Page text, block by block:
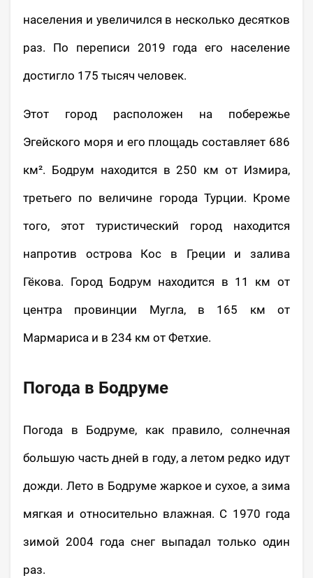
населения и увеличился в несколько десятков
раз. По переписи 2019 года его население
достигло 175 тысяч человек.
Этот город расположен на побережье
Эгейского моря и его площадь составляет 686
км². Бодрум находится в 250 км от Измира,
третьего по величине города Турции. Кроме
того, этот туристический город находится
напротив острова Кос в Греции и залива
Гёкова. Город Бодрум находится в 11 км от
центра провинции Мугла, в 165 км от
Мармариса и в 234 км от Фетхие.
Погода в Бодруме
Погода в Бодруме, как правило, солнечная
большую часть дней в году, а летом редко идут
дожди. Лето в Бодруме жаркое и сухое, а зима
мягкая и относительно влажная. С 1970 года
зимой 2004 года снег выпадал только один
раз.